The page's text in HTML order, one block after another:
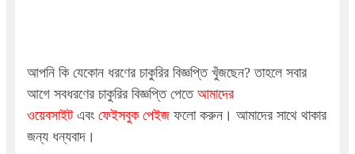
আপনি কি যেকোন ধরণের চাকুরির বিজ্ঞপ্তি খুঁজছেন?তাহলে সবার
আগে সবধরণের চাকুরির বিজ্ঞপ্তি পেতে আমাদের
ওয়েবসাইট এবং ফেইসবুক পেইজফলো করুন। আমাদের সাথে থাকার
জন্য ধন্যবাদ।